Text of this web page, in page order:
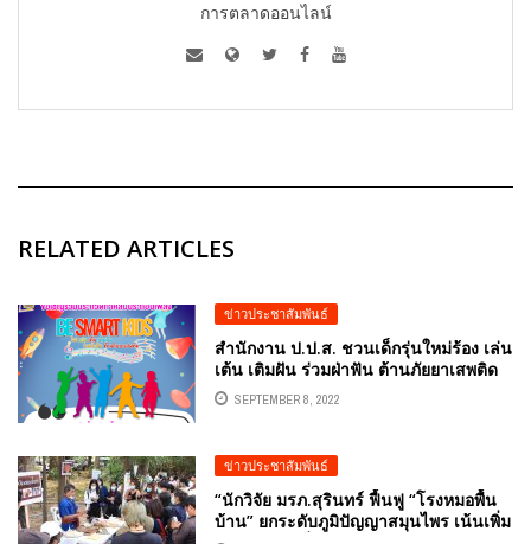
การตลาดออนไลน์
RELATED ARTICLES
ข่าวประชาสัมพันธ์
สำนักงาน ป.ป.ส. ชวนเด็กรุ่นใหม่ร้อง เล่น
เต้น เติมฝัน ร่วมฝ่าฟัน ต้านภัยยาเสพติด
โครงการ BE SMART KIDS
SEPTEMBER 8, 2022
ข่าวประชาสัมพันธ์
“นักวิจัย มรภ.สุรินทร์ ฟื้นฟู “โรงหมอพื้น
บ้าน” ยกระดับภูมิปัญญาสมุนไพร เน้นเพิ่ม